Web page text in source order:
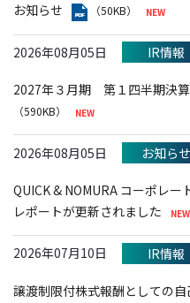
お知らせ
（50KB）
2026年08月05日 IR情報
2027年３月期 第１四半期決算
（590KB）
2026年08月05日 お知らせ
QUICK & NOMURA コーポレ
レポートが更新されました
2026年07月10日 IR情報
譲渡制限付株式報酬としての